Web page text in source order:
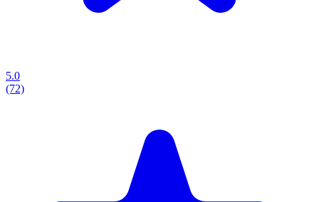
5.0
(72)